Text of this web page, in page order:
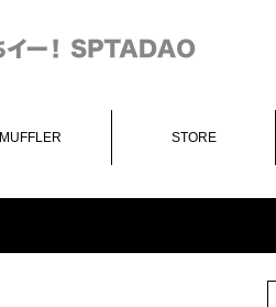
MUFFLER STORE